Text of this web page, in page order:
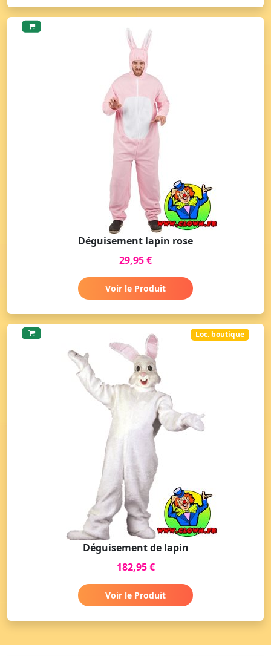
Déguisement lapin rose
29,95 €
Voir le Produit
Loc. boutique
Déguisement de lapin
182,95 €
Voir le Produit